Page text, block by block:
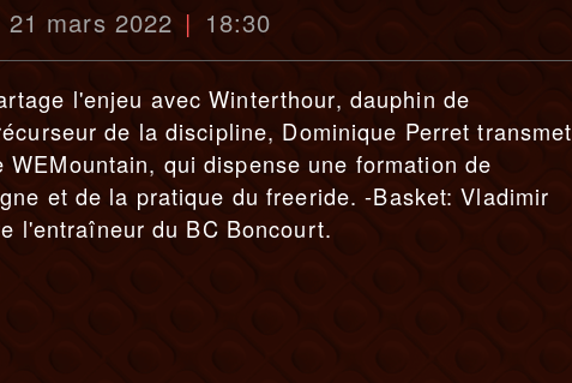
21 mars 2022 18:30
l'enjeu avec Winterthour, dauphin de
de la discipline, Dominique Perret transmet
qui dispense une formation de
et de la pratique du freeride. -Basket: Vladimir
l'entraîneur du BC Boncourt.